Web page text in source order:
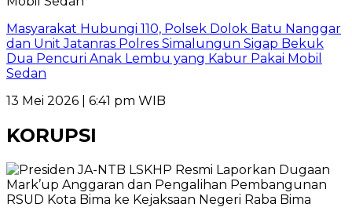
Masyarakat Hubungi 110, Polsek Dolok Batu Nanggar
dan Unit Jatanras Polres Simalungun Sigap Bekuk
Dua Pencuri Anak Lembu yang Kabur Pakai Mobil
Sedan
13 Mei 2026 | 6:41 pm WIB
KORUPSI